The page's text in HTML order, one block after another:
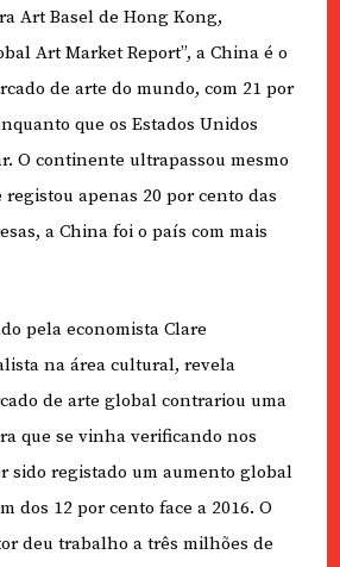
Art Basel de Hong Kong,
Art Market Report”, a China é o
de arte do mundo, com 21 por
que os Estados Unidos
O continente ultrapassou mesmo
registou apenas 20 por cento das
a China foi o país com mais
pela economista Clare
na área cultural, revela
de arte global contrariou uma
que se vinha verificando nos
sido registado um aumento global
dos 12 por cento face a 2016. O
deu trabalho a três milhões de